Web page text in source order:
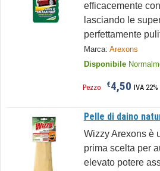
efficacemente
lasciando le
perfettamente
Marca: Arexons
Disponibile
Pezzo €4,50 IVA 22%
Pelle di daino
Wizzy Arexons è
prima scelta per
elevato potere